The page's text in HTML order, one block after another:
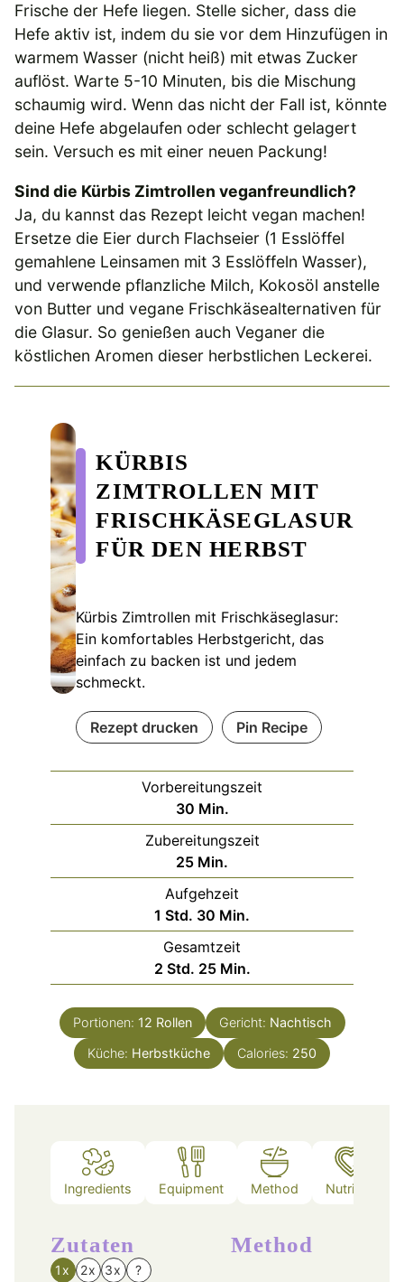
Frische der Hefe liegen. Stelle sicher, dass die
Hefe aktiv ist, indem du sie vor dem Hinzufügen in
warmem Wasser (nicht heiß) mit etwas Zucker
auflöst. Warte 5-10 Minuten, bis die Mischung
schaumig wird. Wenn das nicht der Fall ist, könnte
deine Hefe abgelaufen oder schlecht gelagert
sein. Versuch es mit einer neuen Packung!
Sind die Kürbis Zimtrollen veganfreundlich?
Ja, du kannst das Rezept leicht vegan machen!
Ersetze die Eier durch Flachseier (1 Esslöffel
gemahlene Leinsamen mit 3 Esslöffeln Wasser),
und verwende pflanzliche Milch, Kokosöl anstelle
von Butter und vegane Frischkäsealternativen für
die Glasur. So genießen auch Veganer die
köstlichen Aromen dieser herbstlichen Leckerei.
KÜRBIS
ZIMTROLLEN MIT
FRISCHKÄSEGLASUR
FÜR DEN HERBST
Kürbis Zimtrollen mit Frischkäseglasur:
Ein komfortables Herbstgericht, das
einfach zu backen ist und jedem
schmeckt.
Rezept drucken Pin Recipe
Vorbereitungszeit
30Minuten
Min.
Zubereitungszeit
25Minuten
Min.
Aufgehzeit
1 Stunde
Std. 30 Minuten
Min.
Gesamtzeit
2Stunden
Std. 25Minuten
Min.
Portionen: 12 Rollen Gericht: Nachtisch
Küche: Herbstküche Calories: 250
Ingredients Equipment Method Nutrition
Zutaten
1x 2x 3x ?
Method